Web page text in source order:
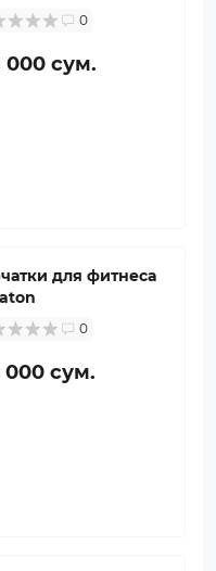
0
000 сум.
для фитнеса
0
000 сум.